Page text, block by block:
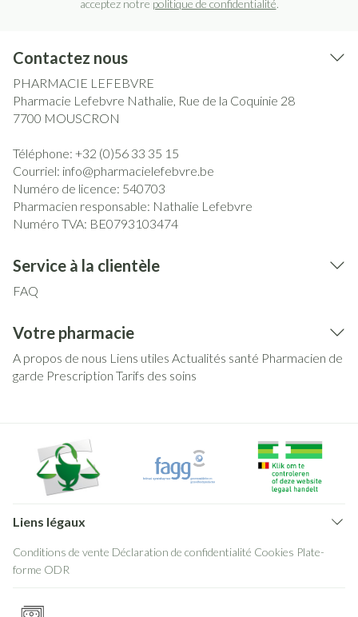
acceptez notre politique de confidentialité.
Contactez nous
PHARMACIE LEFEBVRE
Pharmacie Lefebvre Nathalie, Rue de la Coquinie 28
7700 MOUSCRON
Téléphone: +32 (0)56 33 35 15
Courriel: info@pharmacielefebvre.be
Numéro de licence: 540703
Pharmacien responsable: Nathalie Lefebvre
Numéro TVA: BE0793103474
Service à la clientèle
FAQ
Votre pharmacie
A propos de nous Liens utiles Actualités santé Pharmacien de
garde Prescription Tarifs des soins
Liens légaux
Conditions de vente Déclaration de confidentialité Cookies Plate-
forme ODR